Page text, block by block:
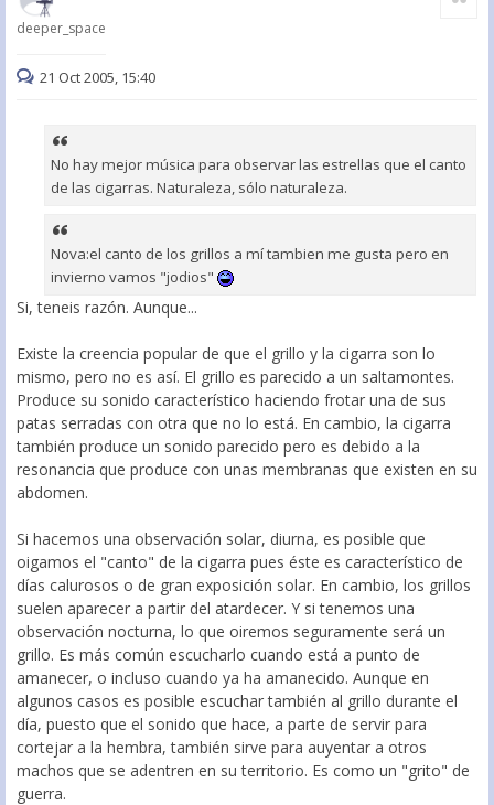
deeper_space
21 Oct 2005, 15:40
No hay mejor música para observar las estrellas que el canto
de las cigarras. Naturaleza, sólo naturaleza.
Nova:el canto de los grillos a mí tambien me gusta pero en
invierno vamos "jodios"
Si, teneis razón. Aunque...
Existe la creencia popular de que el grillo y la cigarra son lo
mismo, pero no es así. El grillo es parecido a un saltamontes.
Produce su sonido característico haciendo frotar una de sus
patas serradas con otra que no lo está. En cambio, la cigarra
también produce un sonido parecido pero es debido a la
resonancia que produce con unas membranas que existen en su
abdomen.
Si hacemos una observación solar, diurna, es posible que
oigamos el "canto" de la cigarra pues éste es característico de
días calurosos o de gran exposición solar. En cambio, los grillos
suelen aparecer a partir del atardecer. Y si tenemos una
observación nocturna, lo que oiremos seguramente será un
grillo. Es más común escucharlo cuando está a punto de
amanecer, o incluso cuando ya ha amanecido. Aunque en
algunos casos es posible escuchar también al grillo durante el
día, puesto que el sonido que hace, a parte de servir para
cortejar a la hembra, también sirve para auyentar a otros
machos que se adentren en su territorio. Es como un "grito" de
guerra.